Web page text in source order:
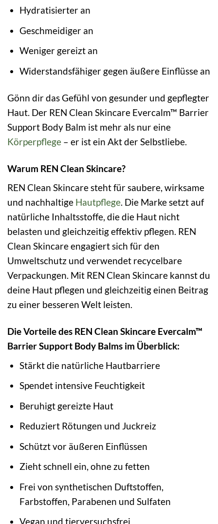
Hydratisierter an
Geschmeidiger an
Weniger gereizt an
Widerstandsfähiger gegen äußere Einflüsse an
Gönn dir das Gefühl von gesunder und gepflegter
Haut. Der REN Clean Skincare Evercalm™ Barrier
Support Body Balm ist mehr als nur eine
Körperpflege – er ist ein Akt der Selbstliebe.
Warum REN Clean Skincare?
REN Clean Skincare steht für saubere, wirksame
und nachhaltige Hautpflege. Die Marke setzt auf
natürliche Inhaltsstoffe, die die Haut nicht
belasten und gleichzeitig effektiv pflegen. REN
Clean Skincare engagiert sich für den
Umweltschutz und verwendet recycelbare
Verpackungen. Mit REN Clean Skincare kannst du
deine Haut pflegen und gleichzeitig einen Beitrag
zu einer besseren Welt leisten.
Die Vorteile des REN Clean Skincare Evercalm™
Barrier Support Body Balms im Überblick:
Stärkt die natürliche Hautbarriere
Spendet intensive Feuchtigkeit
Beruhigt gereizte Haut
Reduziert Rötungen und Juckreiz
Schützt vor äußeren Einflüssen
Zieht schnell ein, ohne zu fetten
Frei von synthetischen Duftstoffen,
Farbstoffen, Parabenen und Sulfaten
Vegan und tierversuchsfrei